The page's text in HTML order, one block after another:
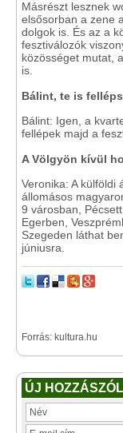
Másrészt lesznek
elsősorban a zene
dolgok is. És az a
fesztiválozók
közösséget mutat,
is.
Bálint, te is
Bálint: Igen, a
fellépek majd a
A Völgyön kívül
Veronika: A külföldi
állomásos
9 városban,
Egerben,
Szegeden láthat
júniusra.
Forrás: kultura.hu
ÚJ